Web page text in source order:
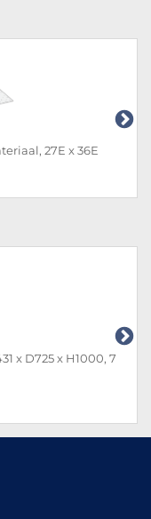
Set-
Lista 14.367.010